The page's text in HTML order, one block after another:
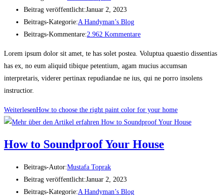
Beitrag veröffentlicht:Januar 2, 2023
Beitrags-Kategorie:A Handyman’s Blog
Beitrags-Kommentare:2.962 Kommentare
Lorem ipsum dolor sit amet, te has solet postea. Voluptua quaestio dissentias
has ex, no eum aliquid tibique petentium, agam mucius accumsan
interpretaris, viderer pertinax repudiandae ne ius, qui ne porro insolens
instructior.
WeiterlesenHow to choose the right paint color for your home
How to Soundproof Your House
Beitrags-Autor:Mustafa Toprak
Beitrag veröffentlicht:Januar 2, 2023
Beitrags-Kategorie:A Handyman’s Blog